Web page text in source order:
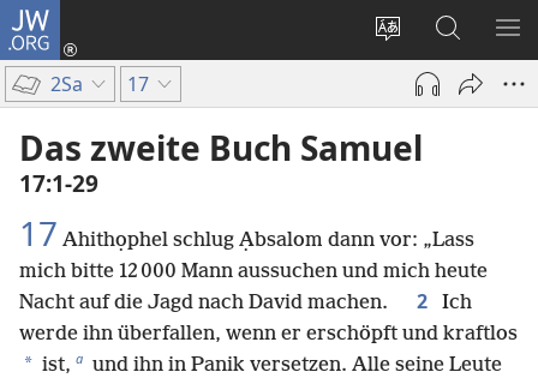
JW.ORG
Websitesprache
ändern
Anmelden
(öffnet
Fenster)
Suche
2Sa 17
Das zweite Buch Samuel
17:1-29
17 Ahithọphel schlug Ạbsalom dann vor: „Lass
mich bitte 12 000 Mann aussuchen und mich heute
Nacht auf die Jagd nach David machen.
2
Ich
werde ihn überfallen, wenn er erschöpft und kraftlos
* ist, a und ihn in Panik versetzen. Alle seine Leute